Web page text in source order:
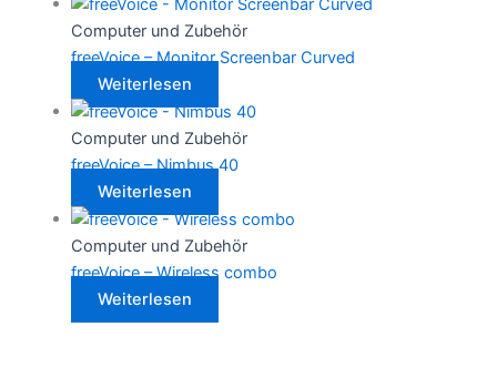
Computer und Zubehör
freeVoice – Monitor Screenbar Curved
Weiterlesen
Computer und Zubehör
freeVoice – Nimbus 40
Weiterlesen
Computer und Zubehör
freeVoice – Wireless combo
Weiterlesen